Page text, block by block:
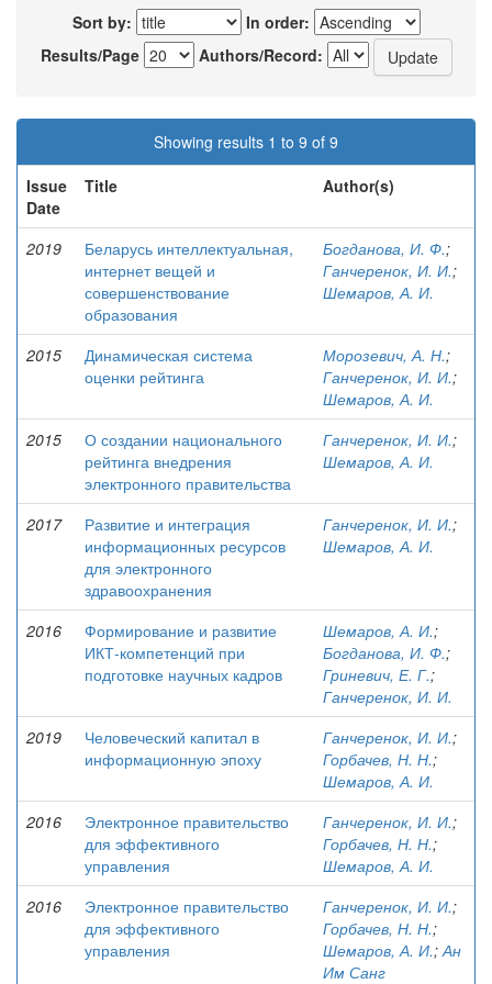
Sort by:
In order:
Results/Page
Authors/Record:
Showing results 1 to 9 of 9
Issue
Date
Title Author(s)
2019
Беларусь интеллектуальная,
интернет вещей и
совершенствование
образования
Богданова, И. Ф.;
Ганчеренок, И. И.;
Шемаров, А. И.
2015
Динамическая система
оценки рейтинга
Морозевич, А. Н.;
Ганчеренок, И. И.;
Шемаров, А. И.
2015
О создании национального
рейтинга внедрения
электронного правительства
Ганчеренок, И. И.;
Шемаров, А. И.
2017
Развитие и интеграция
информационных ресурсов
для электронного
здравоохранения
Ганчеренок, И. И.;
Шемаров, А. И.
2016
Формирование и развитие
ИКТ-компетенций при
подготовке научных кадров
Шемаров, А. И.;
Богданова, И. Ф.;
Гриневич, Е. Г.;
Ганчеренок, И. И.
2019
Человеческий капитал в
информационную эпоху
Ганчеренок, И. И.;
Горбачев, Н. Н.;
Шемаров, А. И.
2016
Электронное правительство
для эффективного
управления
Ганчеренок, И. И.;
Горбачев, Н. Н.;
Шемаров, А. И.
2016
Электронное правительство
для эффективного
управления
Ганчеренок, И. И.;
Горбачев, Н. Н.;
Шемаров, А. И.;Ан
Им Санг